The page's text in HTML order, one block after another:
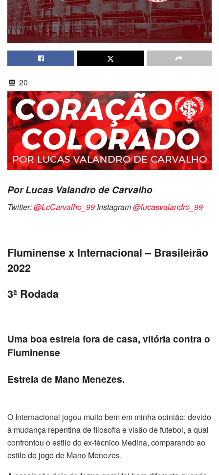
20
Por Lucas Valandro de Carvalho
Twitter:@LcCarvalho_99 Instagram@lucasvalandro_99
Fluminense x Internacional – Brasileirão
2022
3ª Rodada
Uma boa estreia fora de casa, vitória contra o
Fluminense
Estreia de Mano Menezes.
O Internacional jogou muito bem em minha opinião: devido
à mudança repentina de filosofia e visão de futebol, a qual
confrontou o estilo do ex-técnico Medina, comparando ao
estilo de jogo de Mano Menezes.